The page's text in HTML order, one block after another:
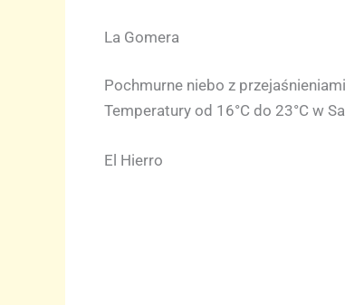
La Gomera
Pochmurne niebo z
Temperatury od 16°C do 23°C w
El Hierro